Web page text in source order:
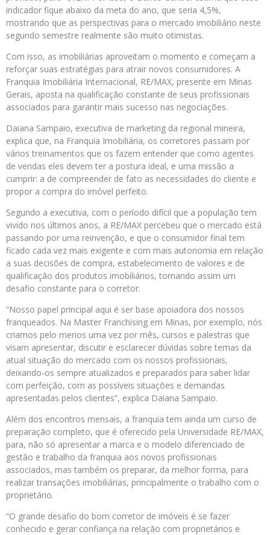
indicador fique abaixo da meta do ano, que seria 4,5%,
mostrando que as perspectivas para o mercado imobiliário neste
segundo semestre realmente são muito otimistas.
Com isso, as imobiliárias aproveitam o momento e começam a
reforçar suas estratégias para atrair novos consumidores. A
Franquia Imobiliária Internacional, RE/MAX, presente em Minas
Gerais, aposta na qualificação constante de seus profissionais
associados para garantir mais sucesso nas negociações.
Daiana Sampaio, executiva de marketing da regional mineira,
explica que, na Franquia Imobiliária, os corretores passam por
vários treinamentos que os fazem entender que como agentes
de vendas eles devem ter a postura ideal, e uma missão a
cumprir: a de compreender de fato as necessidades do cliente e
propor a compra do imóvel perfeito.
Segundo a executiva, com o período difícil que a população tem
vivido nos últimos anos, a RE/MAX percebeu que o mercado está
passando por uma reinvenção, e que o consumidor final tem
ficado cada vez mais exigente e com mais autonomia em relação
a suas decisões de compra, estabelecimento de valores e de
qualificação dos produtos imobiliários, tornando assim um
desafio constante para o corretor.
“Nosso papel principal aqui é ser base apoiadora dos nossos
franqueados. Na Master Franchising em Minas, por exemplo, nós
criamos pelo menos uma vez por mês, cursos e palestras que
visam apresentar, discutir e esclarecer dúvidas sobre temas da
atual situação do mercado com os nossos profissionais,
deixando-os sempre atualizados e preparados para saber lidar
com perfeição, com as possíveis situações e demandas
apresentadas pelos clientes”, explica Daiana Sampaio.
Além dos encontros mensais, a franquia tem ainda um curso de
preparação completo, que é oferecido pela Universidade RE/MAX,
para, não só apresentar a marca e o modelo diferenciado de
gestão e trabalho da franquia aos novos profissionais
associados, mas também os preparar, da melhor forma, para
realizar transações imobiliárias, principalmente o trabalho com o
proprietário.
“O grande desafio do bom corretor de imóveis é se fazer
conhecido e gerar confiança na relação com proprietários e